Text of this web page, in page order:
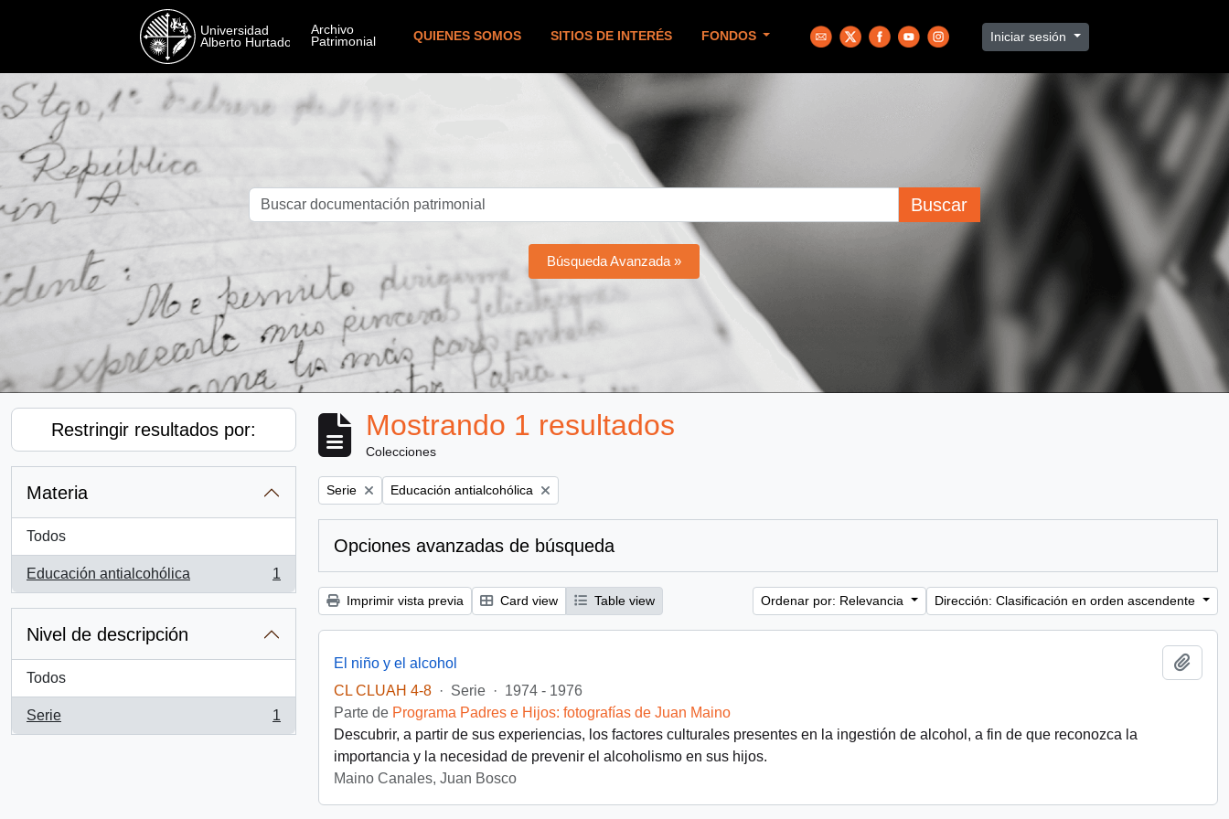
QUIENES SOMOS SITIOS DE INTERÉS FONDOS Iniciar sesión
Buscar
Búsqueda Avanzada »
Restringir resultados por:
Materia
Todos
Educación antialcohólica
, 1 resultados
1
Nivel de descripción
Todos
Serie
, 1 resultados
1
Mostrando 1 resultados
Colecciones
Remove filter:
Serie Remove filter:
Educación antialcohólica
Opciones avanzadas de búsqueda
Imprimir vista previa Card view Table view Ordenar por: Relevancia Dirección: Clasificación en orden ascendente
El niño y el alcohol
CL CLUAH 4-8 · Serie · 1974 - 1976
Parte de Programa Padres e Hijos: fotografías de Juan Maino
Descubrir, a partir de sus experiencias, los factores culturales presentes en la ingestión de alcohol, a fin de que reconozca la
importancia y la necesidad de prevenir el alcoholismo en sus hijos.
Maino Canales, Juan Bosco